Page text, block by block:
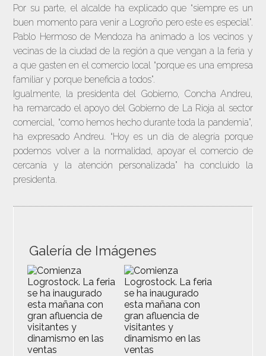
Por su parte, el alcalde ha explicado que “siempre es un
buen momento para venir a Logroño pero este es especial”.
Pablo Hermoso de Mendoza ha animado a los vecinos y
vecinas de la ciudad de la región a que vengan a la feria y
a que gasten en el comercio local “porque es una empresa
familiar y porque beneficia a todos”.
Igualmente, la presidenta del Gobierno, Concha Andreu,
ha remarcado el apoyo del Gobierno de La Rioja al sector
comercial, “como hemos hecho durante toda la pandemia”,
ha expresado Andreu. “Hoy es un día de alegría porque
podemos volver a la normalidad, apoyar el comercio de
cercanía y la atención personalizada” ha concluido la
presidenta.
Galería de Imágenes